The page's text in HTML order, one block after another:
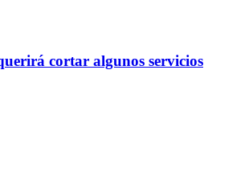
cortar algunos servicios